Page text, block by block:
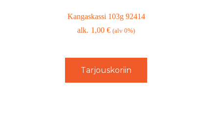
Kangaskassi 103g 92414
1,00€ (alv 0%)
Tarjouskoriin